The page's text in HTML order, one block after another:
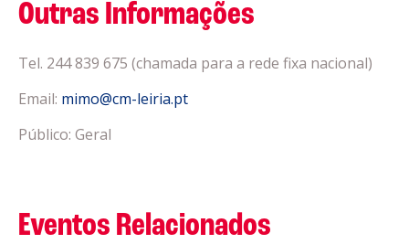
Outras Informações
Tel. 244 839 675 (chamada para a rede fixa nacional)
Email: mimo@cm-leiria.pt
Público: Geral
Eventos Relacionados